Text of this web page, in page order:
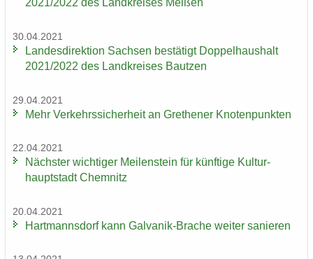
2021/2022 des Land­krei­ses Mei­ßen
30.04.2021
Lan­des­di­rek­ti­on Sach­sen be­stä­tigt Dop­pel­haus­halt
2021/2022 des Land­krei­ses Baut­zen
29.04.2021
Mehr Ver­kehrs­si­cher­heit an Gre­the­ner Kno­ten­punk­ten
22.04.2021
Nächs­ter wich­ti­ger Mei­len­stein für künf­ti­ge Kul­tur­
haupt­stadt Chem­nitz
20.04.2021
Hart­manns­dorf kann Galvanik-​Brache wei­ter sa­nie­ren